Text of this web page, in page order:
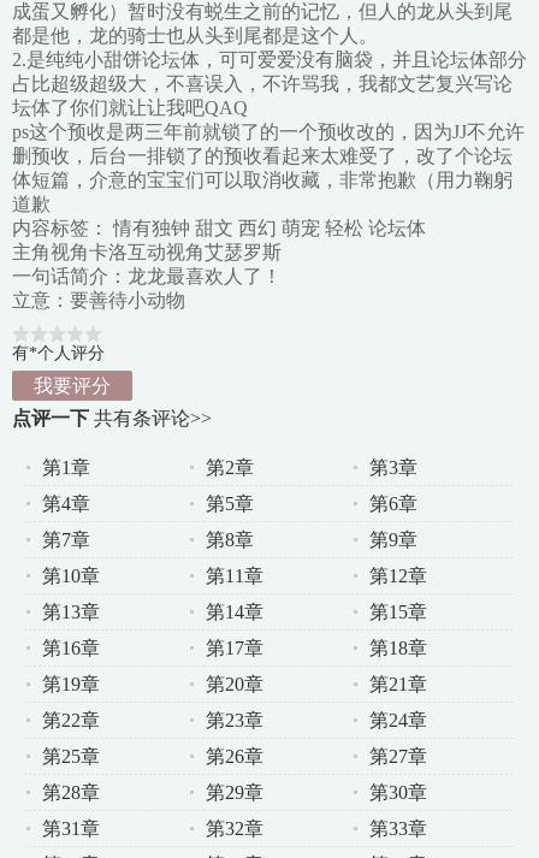
成蛋又孵化）暂时没有蜕生之前的记忆，但人的龙从头到尾
都是他，龙的骑士也从头到尾都是这个人。
2.是纯纯小甜饼论坛体，可可爱爱没有脑袋，并且论坛体部分
占比超级超级大，不喜误入，不许骂我，我都文艺复兴写论
坛体了你们就让让我吧QAQ
ps这个预收是两三年前就锁了的一个预收改的，因为JJ不允许
删预收，后台一排锁了的预收看起来太难受了，改了个论坛
体短篇，介意的宝宝们可以取消收藏，非常抱歉（用力鞠躬
道歉
内容标签： 情有独钟 甜文 西幻 萌宠 轻松 论坛体
主角视角卡洛互动视角艾瑟罗斯
一句话简介：龙龙最喜欢人了！
立意：要善待小动物
有*个人评分
我要评分
点评一下 共有条评论>>
第1章 第2章
第3章
第4章
第5章
第6章
第7章
第8章
第9章
第10章
第11章
第12章
第13章
第14章
第15章
第16章
第17章
第18章
第19章
第20章
第21章
第22章
第23章
第24章
第25章
第26章
第27章
第28章
第29章
第30章
第31章
第32章
第33章